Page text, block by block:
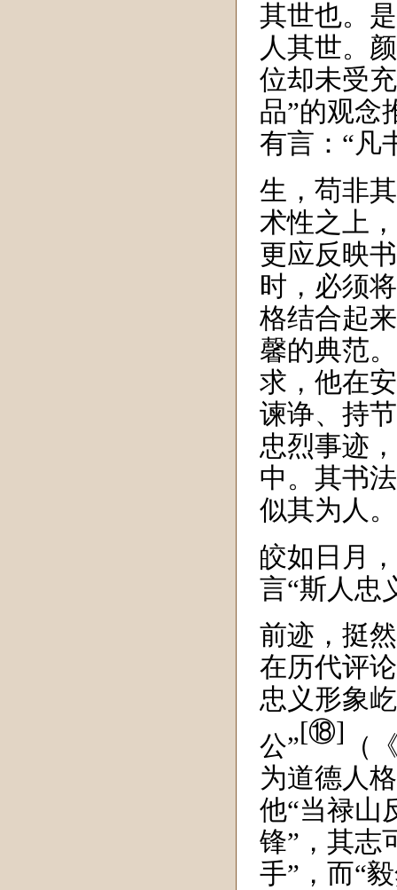
其世也。
人其世。
位却未受
品”的观念
有言：“凡
生，苟非
术性之上
更应反映
时，必须
格结合起
馨的典范
求，他在
谏诤、持
忠烈事迹
中。其书
似其为人
皎如日月
言“斯人忠
前迹，挺
在历代评
忠义形象
公”[⑱] （
为道德人
他“当禄山
锋”，其志
手”，而“